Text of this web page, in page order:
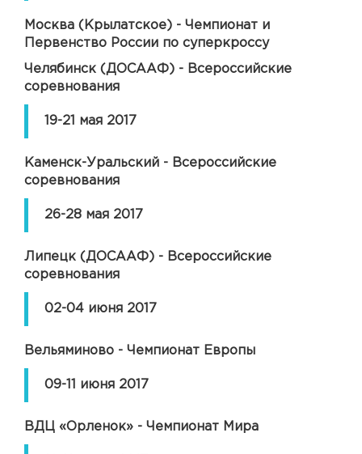
Москва (Крылатское) - Чемпионат и
Первенство России по суперкроссу
Челябинск (ДОСААФ) - Всероссийские
соревнования
19-21 мая 2017
Каменск-Уральский - Всероссийские
соревнования
26-28 мая 2017
Липецк (ДОСААФ) - Всероссийские
соревнования
02-04 июня 2017
Вельяминово - Чемпионат Европы
09-11 июня 2017
ВДЦ «Орленок» - Чемпионат Мира